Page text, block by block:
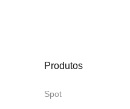
Produtos
Spot